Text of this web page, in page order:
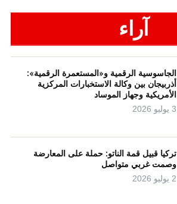
آراء
الجاسوسية الرقمية و«المستعمرة الرقمية»:
أذربيجان بين وكالة الاستخبارات المركزية
الأمريكية وجهاز الموساد
3 يوليو 2026
تركيا قبيل قمة الناتو: حملة على المعارضة
وصمت غربي متواصل
2 يوليو 2026